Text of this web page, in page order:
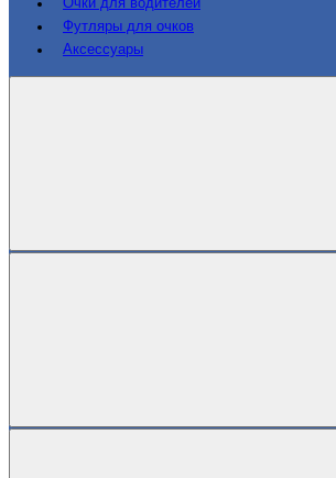
Очки для водителей
Футляры для очков
Аксессуары